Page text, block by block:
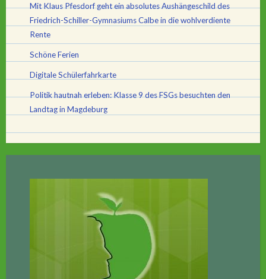
Mit Klaus Pfesdorf geht ein absolutes Aushängeschild des
Friedrich-Schiller-Gymnasiums Calbe in die wohlverdiente
Rente
Schöne Ferien
Digitale Schülerfahrkarte
Politik hautnah erleben: Klasse 9 des FSGs besuchten den
Landtag in Magdeburg